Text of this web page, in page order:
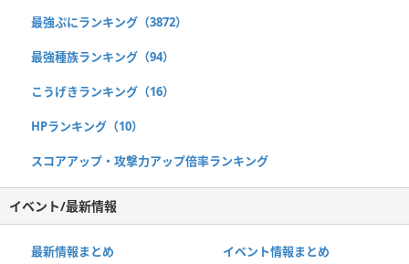
最強ぷにランキング（3872）
最強種族ランキング（94）
こうげきランキング（16）
HPランキング（10）
スコアアップ・攻撃力アップ倍率ランキング
イベント/最新情報
最新情報まとめ イベント情報まとめ